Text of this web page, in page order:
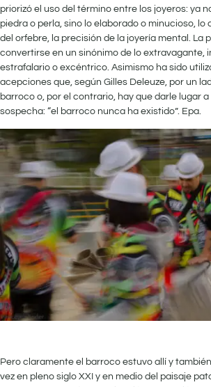
priorizó el uso del término entre los joyeros: ya
piedra o perla, sino lo elaborado o minucioso, lo
del orfebre, la precisión de la joyería mental. La
convertirse en un sinónimo de lo extravagante,
estrafalario o excéntrico. Asimismo ha sido
acepciones que, según Gilles Deleuze, por un
barroco o, por el contrario, hay que darle lugar
sospecha: “el barroco nunca ha existido”. Epa.
Pero claramente el barroco estuvo allí y
vez en pleno siglo XXI y en medio del paisaje